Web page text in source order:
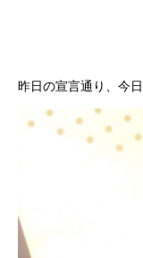
昨日の宣言通り、今